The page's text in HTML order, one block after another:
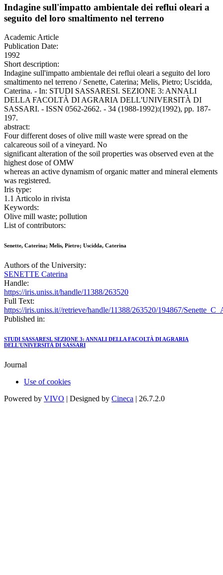
Indagine sull'impatto ambientale dei reflui oleari a
seguito del loro smaltimento nel terreno
Academic Article
Publication Date:
1992
Short description:
Indagine sull'impatto ambientale dei reflui oleari a seguito del loro
smaltimento nel terreno / Senette, Caterina; Melis, Pietro; Uscidda,
Caterina. - In: STUDI SASSARESI. SEZIONE 3: ANNALI
DELLA FACOLTÀ DI AGRARIA DELL'UNIVERSITÀ DI
SASSARI. - ISSN 0562-2662. - 34 (1988-1992):(1992), pp. 187-
197.
abstract:
Four different doses of olive mill waste were spread on the
calcareous soil of a vineyard. No
significant alteration of the soil properties was observed even at the
highest dose of OMW
whereas an active dynamism of organic matter and mineral elements
was registered.
Iris type:
1.1 Articolo in rivista
Keywords:
Olive mill waste; pollution
List of contributors:
Senette, Caterina; Melis, Pietro; Uscidda, Caterina
Authors of the University:
SENETTE Caterina
Handle:
https://iris.uniss.it/handle/11388/263520
Full Text:
https://iris.uniss.it//retrieve/handle/11388/263520/194867/
Published in:
STUDI SASSARESI. SEZIONE 3: ANNALI DELLA FACOLTÀ DI AGRARIA
DELL'UNIVERSITÀ DI SASSARI
Journal
Use of cookies
Powered by VIVO | Designed by Cineca | 26.7.2.0